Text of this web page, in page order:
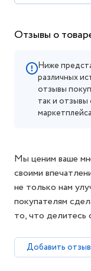
Отзывы о
Ниже
различных
отзывы
так и отзывы
Мы ценим ваше
своими
не только нам
покупателям
то, что делитесь
Добавить отзыв